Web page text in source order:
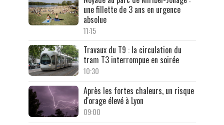
une fillette de 3 ans en urgence
absolue
11:15
Travaux du T9 : la circulation du
tram T3 interrompue en soirée
10:30
Après les fortes chaleurs, un risque
d'orage élevé à Lyon
09:00